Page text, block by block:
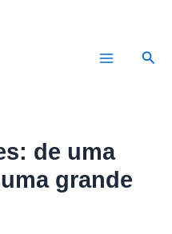
de uma
grande